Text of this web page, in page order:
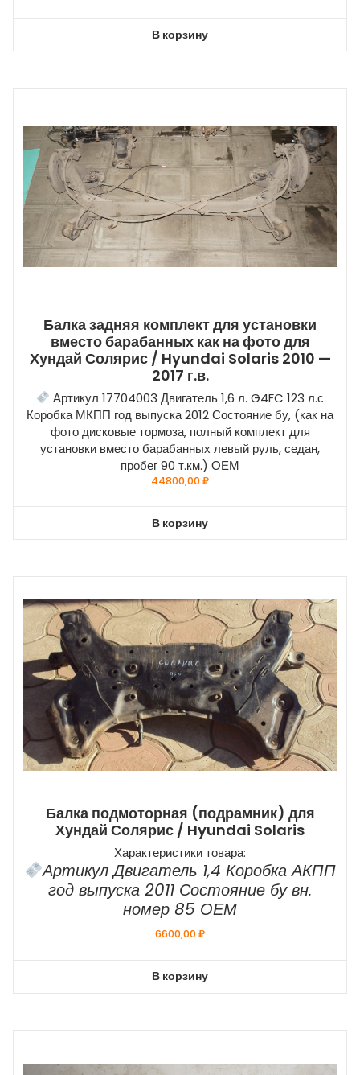
В корзину
Балка задняя комплект для установки
вместо барабанных как на фото для
Хундай Солярис / Hyundai Solaris 2010 —
2017 г.в.
Артикул 17704003 Двигатель 1,6 л. G4FC 123 л.с
Коробка МКПП год выпуска 2012 Состояние бу, (как на
фото дисковые тормоза, полный комплект для
установки вместо барабанных левый руль, седан,
пробег 90 т.км.) ОЕМ
44800,00₽
В корзину
Балка подмоторная (подрамник) для
Хундай Солярис / Hyundai Solaris
Характеристики товара:
Артикул Двигатель 1,4 Коробка АКПП
год выпуска 2011 Состояние бу вн.
номер 85 ОЕМ
6600,00₽
В корзину